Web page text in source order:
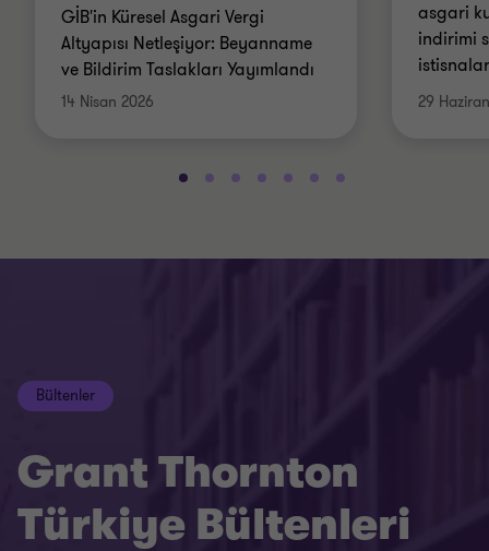
GİB'in Küresel Asgari Vergi
Altyapısı Netleşiyor: Beyanname
ve Bildirim Taslakları Yayımlandı
14 Nisan 2026
asgari
indirimi
29
Bültenler
Grant Thornton
Türkiye Bültenleri